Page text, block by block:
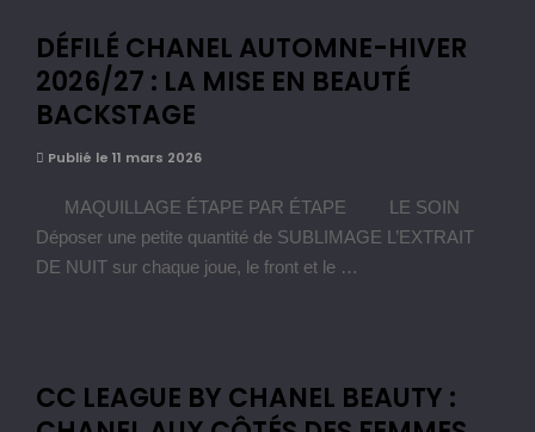
DÉFILÉ CHANEL AUTOMNE-HIVER
2026/27 : LA MISE EN BEAUTÉ
BACKSTAGE
Publié le 11 mars 2026
MAQUILLAGE ÉTAPE PAR ÉTAPE LE SOIN
Déposer une petite quantité de SUBLIMAGE L’EXTRAIT
DE NUIT sur chaque joue, le front et le …
CC LEAGUE BY CHANEL BEAUTY :